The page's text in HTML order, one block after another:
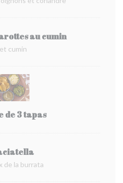
au cumin
cumin
de 3 tapas
de la burrata